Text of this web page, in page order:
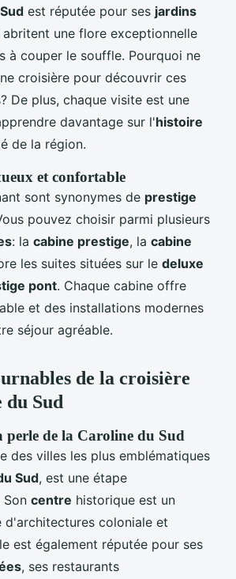
est réputée pour ses jardins
abritent une flore exceptionnelle
à couper le souffle. Pourquoi ne
croisière pour découvrir ces
De plus, chaque visite est une
davantage sur l'histoire
de la région.
et confortable
sont synonymes de prestige
pouvez choisir parmi plusieurs
: la cabine prestige, la cabine
les suites situées sur le deluxe
pont. Chaque cabine offre
et des installations modernes
séjour agréable.
de la croisière
du Sud
perle de la Caroline du Sud
des villes les plus emblématiques
Sud, est une étape
Son centre historique est un
d'architectures coloniale et
est également réputée pour ses
, ses restaurants